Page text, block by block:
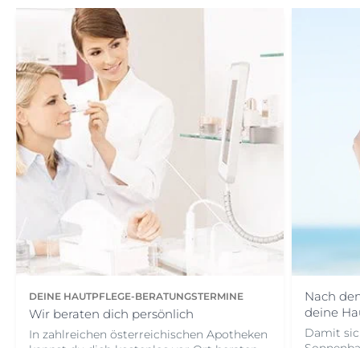
DEINE HAUTPFLEGE-BERATUNGSTERMINE
Wir beraten dich persönlich
In zahlreichen österreichischen Apotheken
Nach
deine
Damit